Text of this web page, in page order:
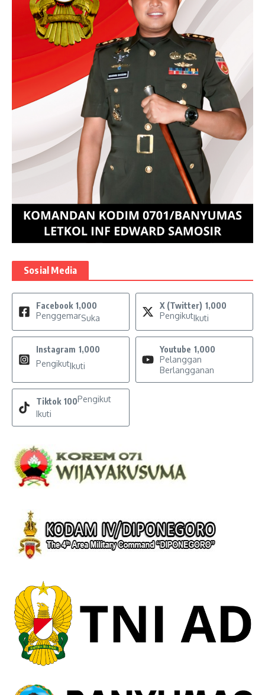
Sosial Media
Facebook 1,000
PenggemarSuka
X (Twitter) 1,000
PengikutIkuti
Instagram 1,000
PengikutIkuti
Youtube 1,000
Pelanggan
Berlangganan
Tiktok 100Pengikut
Ikuti